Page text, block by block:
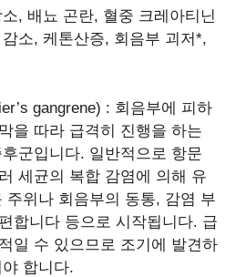
, 배뇨 곤란, 혈중 크레아티닌
소, 케톤산증, 회음부 괴저*,
gangrene) : 회음부에 피하
을 따라 급격히 진행을 하는
군입니다. 일반적으로 항문
세균의 복합 감염에 의해 유
주위나 회음부의 동통, 감염 부
합니다 등으로 시작됩니다. 급
일 수 있으므로 조기에 발견하
합니다.